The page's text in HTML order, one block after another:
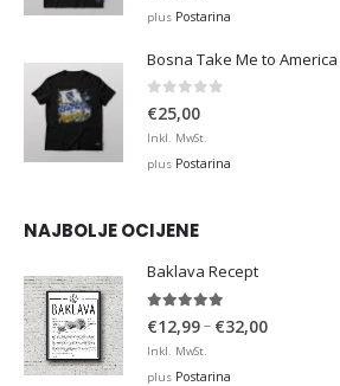
plus Postarina
Bosna Take Me to
0 out of 5
€25,00
Inkl. MwSt.
plus Postarina
NAJBOLJE OCIJENE
Baklava Recept
€12,99– €32,00Price
Inkl. MwSt.
plus Postarina